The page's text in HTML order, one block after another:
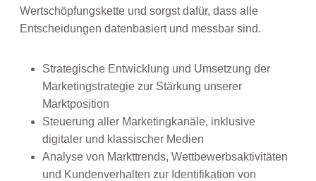
Wertschöpfungskette und sorgst dafür, dass alle
Entscheidungen datenbasiert und messbar sind.
Strategische Entwicklung und Umsetzung der
Marketingstrategie zur Stärkung unserer
Marktposition
Steuerung aller Marketingkanäle, inklusive
digitaler und klassischer Medien
Analyse von Markttrends, Wettbewerbsaktivitäten
und Kundenverhalten zur Identifikation von